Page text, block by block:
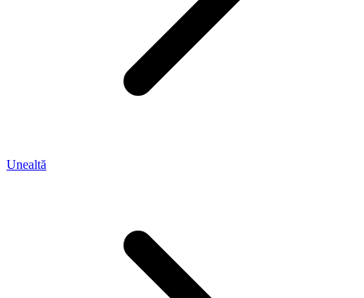
Unealtă